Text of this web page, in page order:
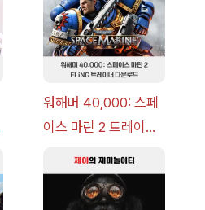
워해머 40,000: 스페
이스 마린 2 트레이너
v14.0+] 다운로드